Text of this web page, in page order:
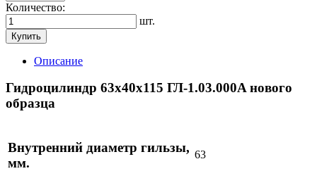
Количество:
шт.
Купить
Описание
Гидроцилиндр 63x40х115 ГЛ-1.03.000A нового
образца
Внутренний диаметр гильзы,
мм.
63